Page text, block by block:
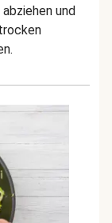
und